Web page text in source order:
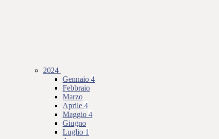
2024
Gennaio 4
Febbraio
Marzo
Aprile 4
Maggio 4
Giugno
Luglio 1